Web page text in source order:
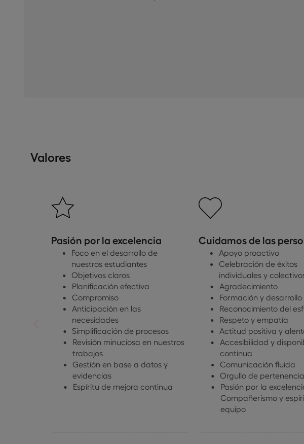
Valores
Pasión por la excelencia
Foco en el desarrollo de
nuestros estudiantes
Objetivos claros
Planificación efectiva
Compromiso
Anticipación en las
necesidades
Simplificación de procesos
Revisión minuciosa en nuestros
trabajos
Gestión en base a datos y
evidencias
Espíritu de mejora continua
Cuidamos de las
Apoyo proactivo
Celebración de éxitos
individuales y
Agradecimiento
Formación y desarrollo
Reconocimiento del
Respeto y empatía
Actitud positiva y
Accesibilidad y
continua
Comunicación fluida
Orgullo de pertenencia
Pasión por la
Compañerismo y
equipo